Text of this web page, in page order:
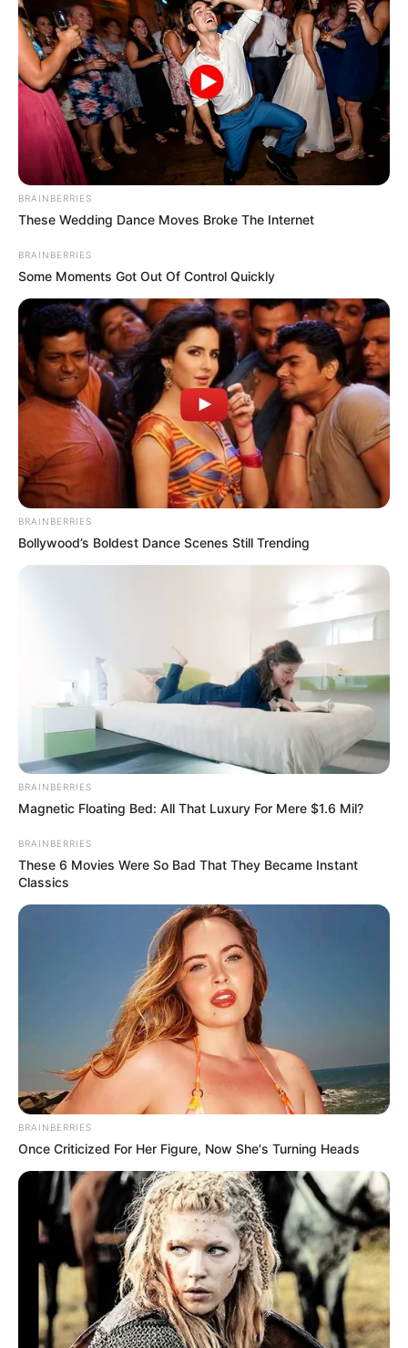
BRAINBERRIES
These Wedding Dance Moves Broke The Internet
BRAINBERRIES
Some Moments Got Out Of Control Quickly
BRAINBERRIES
Bollywood’s Boldest Dance Scenes Still Trending
BRAINBERRIES
Magnetic Floating Bed: All That Luxury For Mere $1.6 Mil?
BRAINBERRIES
These 6 Movies Were So Bad That They Became Instant
Classics
BRAINBERRIES
Once Criticized For Her Figure, Now She's Turning Heads